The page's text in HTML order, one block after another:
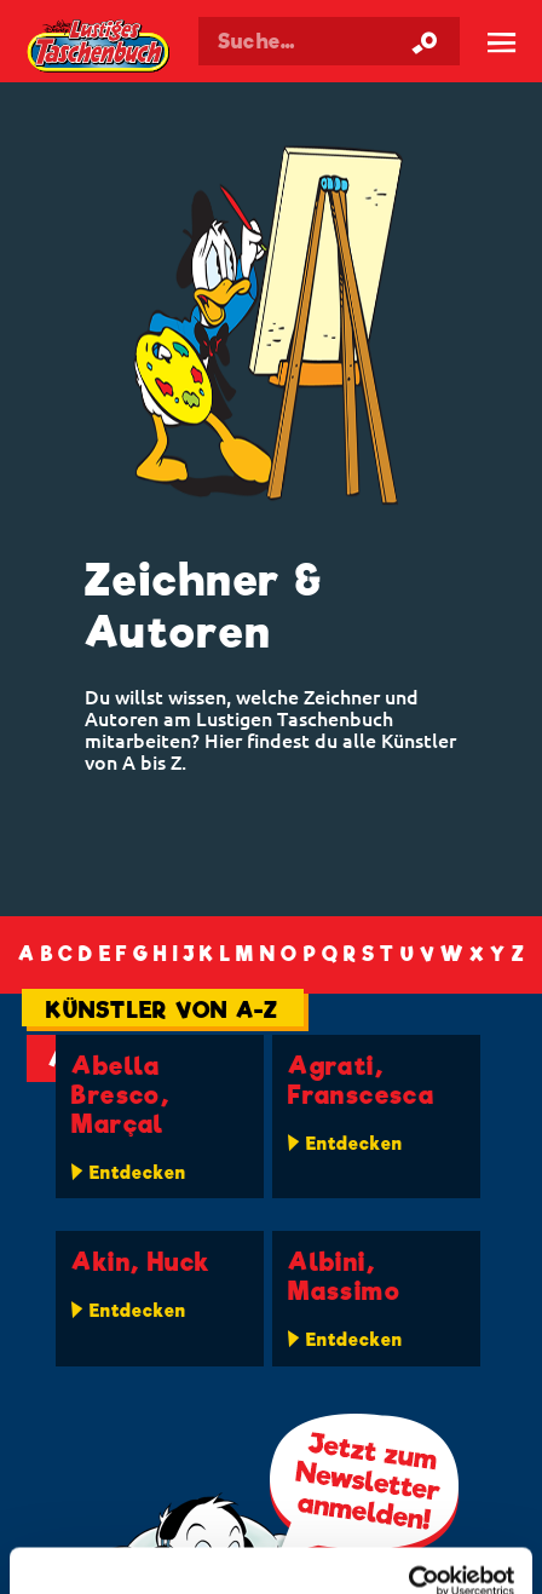
Walt Disneys Taschenbuch ☰
Zeichner &
Autoren
Du willst wissen, welche Zeichner und
Autoren am Lustigen Taschenbuch
mitarbeiten? Hier findest du alle Künstler
von A bis Z.
A B C D E F G H J K L M N O P Q R S T U V W X Y Z
KÜNSTLER VON A-Z
A Abella
Bresco,
Marçal
Entdecken
Agrati,
Franscesca
Entdecken
Akin, Huck
Entdecken
Albini,
Massimo
Entdecken